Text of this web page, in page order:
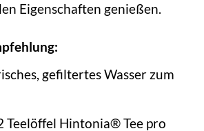
Eigenschaften genießen.
gefiltertes Wasser zum
Teelöffel Hintonia® Tee pro